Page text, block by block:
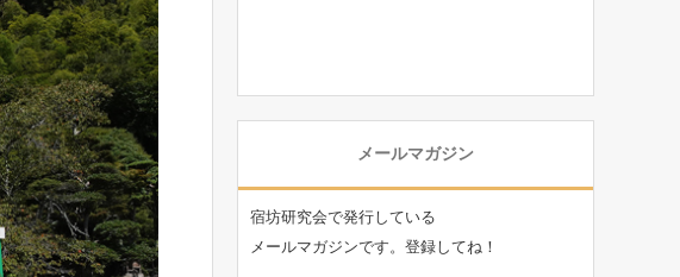
メールマガジン
宿坊研究会で発行している
メールマガジンです。登録してね！